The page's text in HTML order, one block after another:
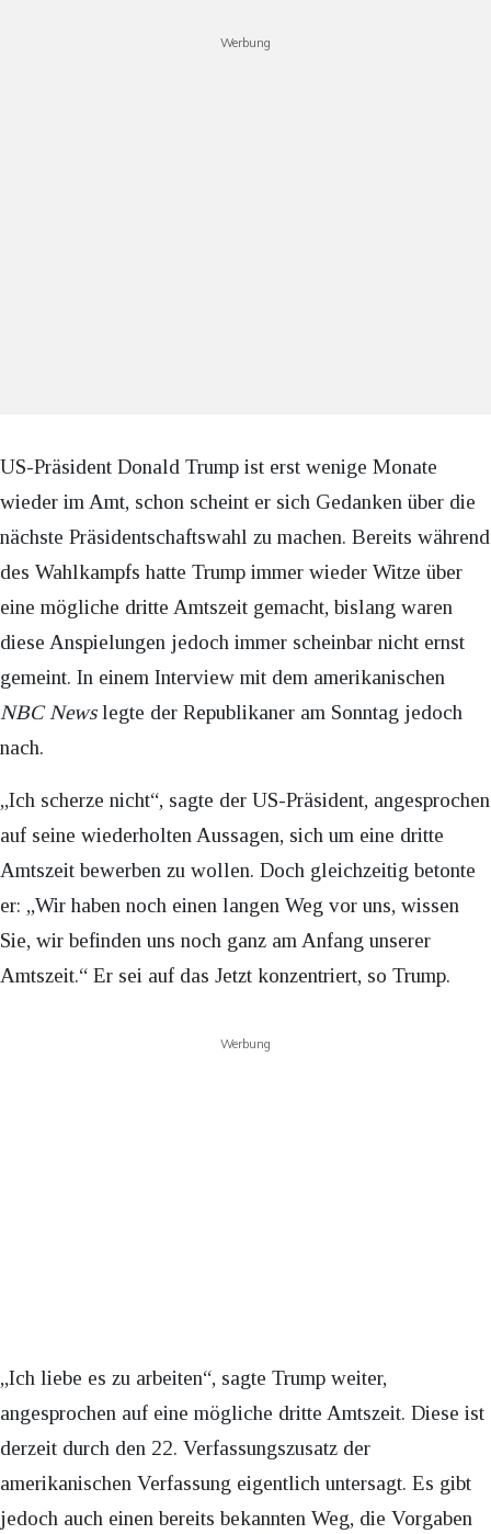
Werbung
US-Präsident Donald Trump ist erst wenige Monate
wieder im Amt, schon scheint er sich Gedanken über die
nächste Präsidentschaftswahl zu machen. Bereits während
des Wahlkampfs hatte Trump immer wieder Witze über
eine mögliche dritte Amtszeit gemacht, bislang waren
diese Anspielungen jedoch immer scheinbar nicht ernst
gemeint. In einem Interview mit dem amerikanischen
NBC Newslegte der Republikaner am Sonntag jedoch
nach.
„Ich scherze nicht“, sagte der US-Präsident, angesprochen
auf seine wiederholten Aussagen, sich um eine dritte
Amtszeit bewerben zu wollen. Doch gleichzeitig betonte
er: „Wir haben noch einen langen Weg vor uns, wissen
Sie, wir befinden uns noch ganz am Anfang unserer
Amtszeit.“ Er sei auf das Jetzt konzentriert, so Trump.
Werbung
„Ich liebe es zu arbeiten“, sagte Trump weiter,
angesprochen auf eine mögliche dritte Amtszeit. Diese ist
derzeit durch den 22. Verfassungszusatz der
amerikanischen Verfassung eigentlich untersagt. Es gibt
jedoch auch einen bereits bekannten Weg, die Vorgaben